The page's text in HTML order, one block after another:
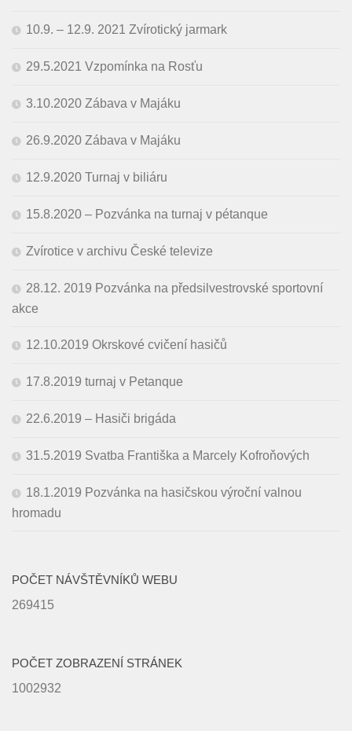
10.9. – 12.9. 2021 Zvírotický jarmark
29.5.2021 Vzpomínka na Rosťu
3.10.2020 Zábava v Majáku
26.9.2020 Zábava v Majáku
12.9.2020 Turnaj v biliáru
15.8.2020 – Pozvánka na turnaj v pétanque
Zvírotice v archivu České televize
28.12. 2019 Pozvánka na předsilvestrovské sportovní
akce
12.10.2019 Okrskové cvičení hasičů
17.8.2019 turnaj v Petanque
22.6.2019 – Hasiči brigáda
31.5.2019 Svatba Františka a Marcely Kofroňových
18.1.2019 Pozvánka na hasičskou výroční valnou
hromadu
POČET NÁVŠTĚVNÍKŮ WEBU
269415
POČET ZOBRAZENÍ STRÁNEK
1002932